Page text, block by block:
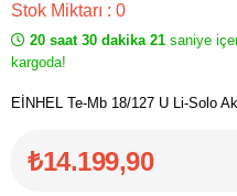
Stok Miktarı : 0
20 saat 30 dakika 20 saniye
kargoda!
EİNHEL Te-Mb 18/127 U Li-Solo
₺14.199,90